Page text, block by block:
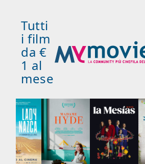
Tutti
i film
da €
1 al
mese